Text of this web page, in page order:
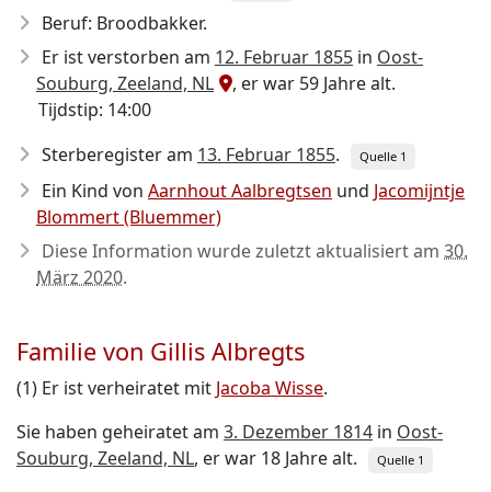
Beruf: Broodbakker.
Er ist verstorben am 12. Februar 1855 in Oost-
Souburg, Zeeland, NL
, er war 59 Jahre alt.
Tijdstip: 14:00
Sterberegister am 13. Februar 1855. Quelle 1
Ein Kind von Aarnhout Aalbregtsen und Jacomijntje
Blommert (Bluemmer)
Diese Information wurde zuletzt aktualisiert am 30.
März 2020.
Familie von Gillis Albregts
(1) Er ist verheiratet mit Jacoba Wisse.
Sie haben geheiratet am 3. Dezember 1814 in Oost-
Souburg, Zeeland, NL, er war 18 Jahre alt. Quelle 1